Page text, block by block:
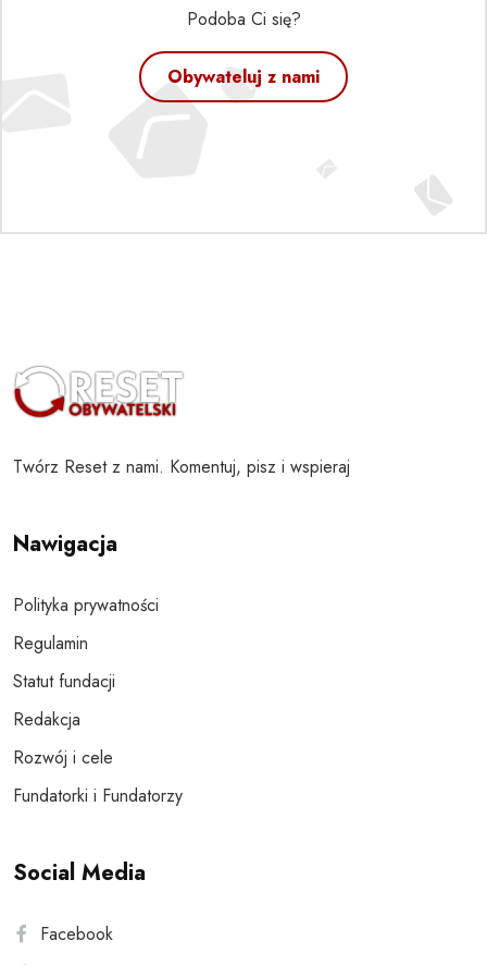
Podoba Ci się?
Obywateluj z nami
Twórz Reset z nami. Komentuj, pisz i wspieraj
Nawigacja
Polityka prywatności
Regulamin
Statut fundacji
Redakcja
Rozwój i cele
Fundatorki i Fundatorzy
Social Media
Facebook